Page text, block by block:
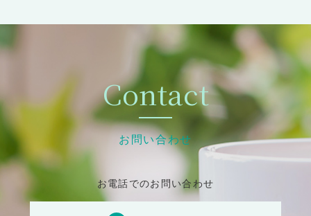
Contact
お問い合わせ
お電話でのお問い合わせ